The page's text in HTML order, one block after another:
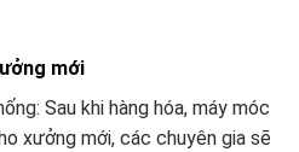
mới
Sau khi hàng hóa, máy móc
xưởng mới, các chuyên gia sẽ